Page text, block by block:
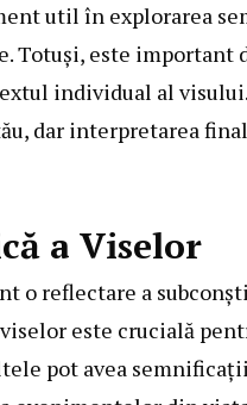
util în explorarea
Totuși, este important
individual al
dar interpretarea
a Viselor
o reflectare a
este crucială
pot avea